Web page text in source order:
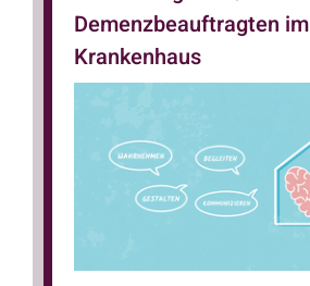
Demenzbeauftragten im
Krankenhaus